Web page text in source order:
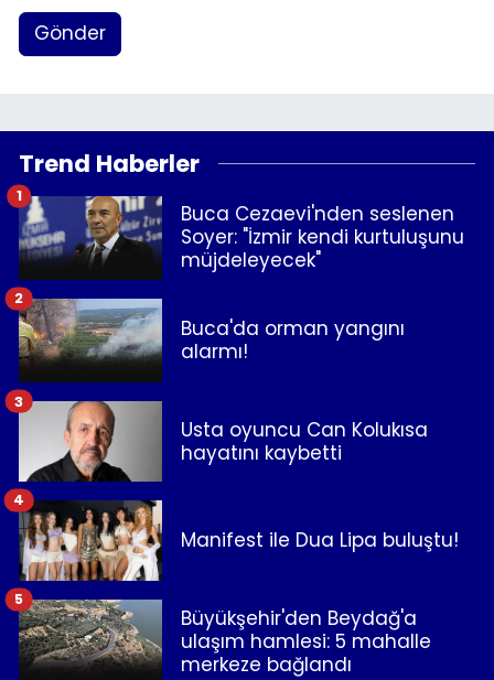
Gönder
Trend Haberler
Buca Cezaevi'nden seslenen
Soyer: "İzmir kendi kurtuluşunu
müjdeleyecek"
1
Buca'da orman yangını
alarmı!
2
Usta oyuncu Can Kolukısa
hayatını kaybetti
3
Manifest ile Dua Lipa buluştu!
4
Büyükşehir'den Beydağ'a
ulaşım hamlesi: 5 mahalle
merkeze bağlandı
5